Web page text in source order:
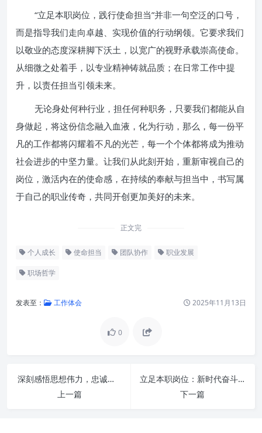
“立足本职岗位，践行使命担当”并非一句空泛的口号，
而是指导我们走向卓越、实现价值的行动纲领。它要求我们
以敬业的态度深耕脚下沃土，以宽广的视野承载崇高使命。
从细微之处着手，以专业精神铸就品质；在日常工作中提
升，以责任担当引领未来。
无论身处何种行业，担任何种职务，只要我们都能从自
身做起，将这份信念融入血液，化为行动，那么，每一份平
凡的工作都将闪耀着不凡的光芒，每一个个体都将成为推动
社会进步的中坚力量。让我们从此刻开始，重新审视自己的
岗位，激活内在的使命感，在持续的奉献与担当中，书写属
于自己的职业传奇，共同开创更加美好的未来。
正文完
个人成长 使命担当 团队协作 职业发展
职场哲学
发表至： 工作体会 2025年11月13日
0
深刻感悟思想伟力，忠诚担当勇毅前行：新时代的精神坐标与实践路径
上一篇
立足本职岗位：新时代奋斗者践行使命担当的深度解读与实践路径
下一篇
“立足本职岗位”的深层解读：不